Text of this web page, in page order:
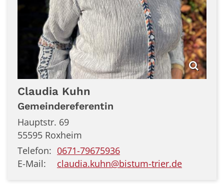
Claudia Kuhn
Gemeindereferentin
Hauptstr. 69
55595 Roxheim
Telefon: 0671-79675936
E-Mail:
claudia.kuhn@bistum-trier.de